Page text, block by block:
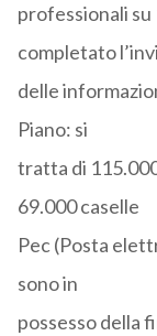
professionali
completato
delle
Piano: si
tratta di
69.000 caselle
Pec (Posta
sono in
possesso della